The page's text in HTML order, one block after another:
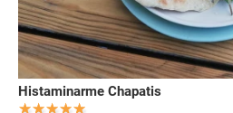
Histaminarme Chapatis